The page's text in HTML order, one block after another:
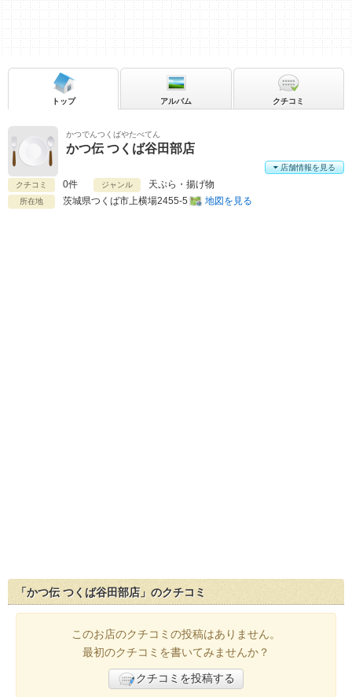
かつでんつくばやたべてん
かつ伝 つくば谷田部店
クチコミ 0件 ジャンル 天ぷら・揚げ物
所在地 茨城県つくば市上横場2455-5 地図を見る
店舗情報を見る
トップ アルバム クチコミ
「かつ伝 つくば谷田部店」のクチコミ
このお店のクチコミの投稿はありません。
最初のクチコミを書いてみませんか？
クチコミを投稿する